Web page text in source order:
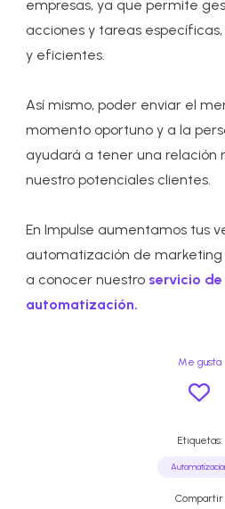
empresas, ya que permite
acciones y tareas
y eficientes.
Así mismo, poder enviar el
momento oportuno y a la
ayudará a tener una relación
nuestro potenciales clientes.
En Impulse aumentamos tus
automatización de marketing
a conocer nuestro servicio
automatización.
Me gusta
Etiquetas:
Compartir